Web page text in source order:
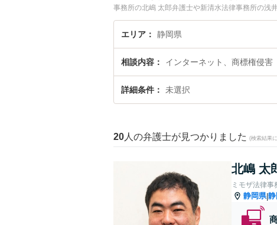
事務所の北嶋 太郎弁護士や新清水法律事務所の浅
土日や夜間に発生した商標権侵害のトラブルを今
を法律相談できる静岡県内の弁護士に相談予約し
エリア 静岡県
相談内容 インターネット、商標権侵害
詳細条件 未選択
20 人の弁護士が見つかりました (検索結果
北嶋 太
ミモザ法律事
静岡県|